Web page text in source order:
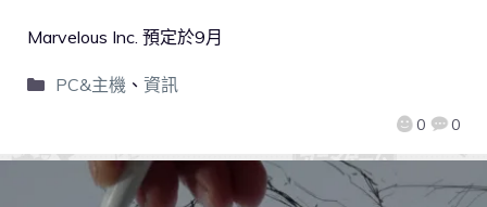
0 0
Marvelous Inc. 預定於9月
PC&主機、 資訊